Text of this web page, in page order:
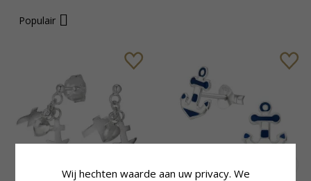
Populair
Wij hechten waarde aan uw privacy. We